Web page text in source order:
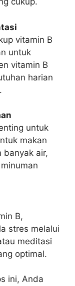
vitamin B
untuk
vitamin B
harian
untuk
makan
banyak air,
B,
stres melalui
meditasi
optimal.
ini, Anda